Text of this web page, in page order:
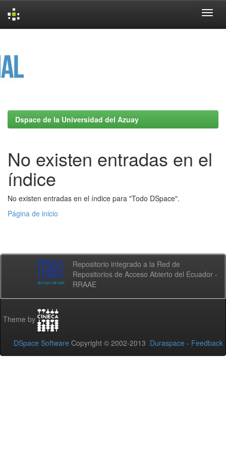
Dspace de la Universidad del Azuay
No existen entradas en el
índice
No existen entradas en el índice para "Todo DSpace".
Página de inicio
Repositorio integrado a la Red de
Repositorios de Acceso Abierto del Ecuador -
RRAAE
Theme by
DSpace Software Copyright © 2002-2013 Duraspace - Feedback